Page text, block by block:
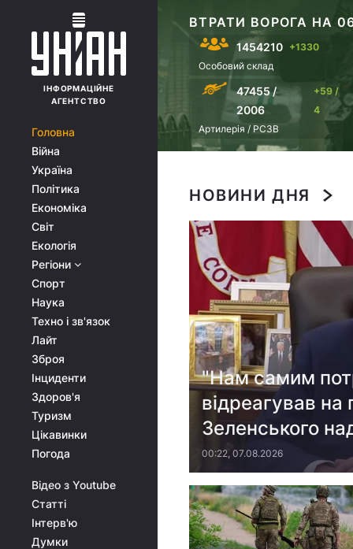
ІНФОРМАЦІЙНЕ
АГЕНТСТВО
Головна
Війна
Україна
Політика
Економіка
Світ
Екологія
Регіони
Спорт
Наука
Техно і зв'язок
Лайт
Зброя
Інциденти
Здоров'я
Туризм
Цікавинки
Погода
Відео з Youtube
Статті
Інтерв'ю
Думки
ВТРАТИ ВОРОГА НА
1454210 +1330
Особовий склад
47455 /
2006
+59 /
4
Артилерія / РСЗВ
НОВИНИ ДНЯ
"Нам самим
відреагував на
Зеленського
00:22, 07.08.2026